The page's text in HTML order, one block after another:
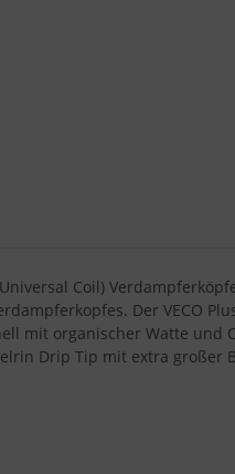
Coil)
Der VECO
mit organischer Watte und
Drip Tip mit extra großer